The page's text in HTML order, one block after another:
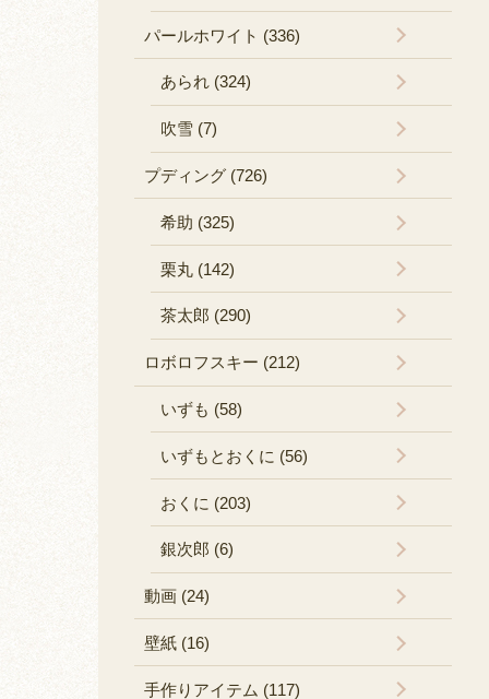
パールホワイト (336)
あられ (324)
吹雪 (7)
プディング (726)
希助 (325)
栗丸 (142)
茶太郎 (290)
ロボロフスキー (212)
いずも (58)
いずもとおくに (56)
おくに (203)
銀次郎 (6)
動画 (24)
壁紙 (16)
手作りアイテム (117)